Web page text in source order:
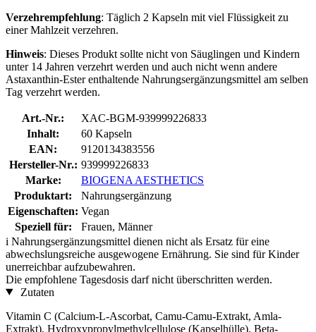
Verzehrempfehlung: Täglich 2 Kapseln mit viel Flüssigkeit zu
einer Mahlzeit verzehren.
Hinweis: Dieses Produkt sollte nicht von Säuglingen und Kindern
unter 14 Jahren verzehrt werden und auch nicht wenn andere
Astaxanthin-Ester enthaltende Nahrungsergänzungsmittel am selben
Tag verzehrt werden.
Art.-Nr.:
XAC-BGM-939999226833
Inhalt:
60 Kapseln
EAN:
9120134383556
Hersteller-Nr.: 939999226833
Marke:
BIOGENA AESTHETICS
Produktart:
Nahrungsergänzung
Eigenschaften: Vegan
Speziell für:
Frauen, Männer
i Nahrungsergänzungsmittel dienen nicht als Ersatz für eine
abwechslungsreiche ausgewogene Ernährung. Sie sind für Kinder
unerreichbar aufzubewahren.
Die empfohlene Tagesdosis darf nicht überschritten werden.
Zutaten
Vitamin C (Calcium-L-Ascorbat, Camu-Camu-Extrakt, Amla-
Extrakt), Hydroxypropylmethylcellulose (Kapselhülle), Beta-